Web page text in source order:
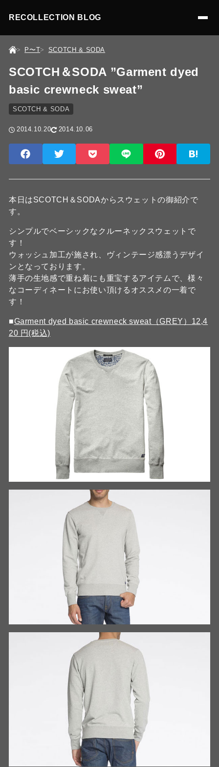
RECOLLECTION BLOG
P〜T SCOTCH & SODA
SCOTCH＆SODA ”Garment dyed
basic crewneck sweat”
SCOTCH & SODA
2014.10.20 2014.10.06
本日はSCOTCH＆SODAからスウェットの御紹介で
す。
シンプルでベーシックなクルーネックスウェットで
す！
ウォッシュ加工が施され、ヴィンテージ感漂うデザイ
ンとなっております。
薄手の生地感で重ね着にも重宝するアイテムで、様々
なコーディネートにお使い頂けるオススメの一着で
す！
■Garment dyed basic crewneck sweat（GREY）12,4
20 円(税込)